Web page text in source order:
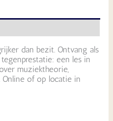
dan bezit. Ontvang als
een les in
muziektheorie,
of op locatie in